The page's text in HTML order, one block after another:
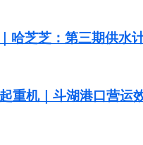
哈芝芝：第三期供水
重机｜斗湖港口营运